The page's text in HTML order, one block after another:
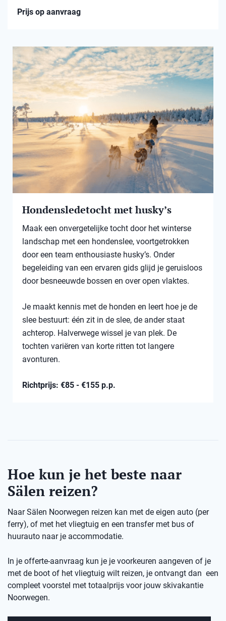
Prijs op aanvraag
Hondensledetocht met husky’s
Maak een onvergetelijke tocht door het winterse
landschap met een hondenslee, voortgetrokken
door een team enthousiaste husky’s. Onder
begeleiding van een ervaren gids glijd je geruisloos
door besneeuwde bossen en over open vlaktes.
Je maakt kennis met de honden en leert hoe je de
slee bestuurt: één zit in de slee, de ander staat
achterop. Halverwege wissel je van plek. De
tochten variëren van korte ritten tot langere
avonturen.
Richtprijs: €85 - €155 p.p.
Hoe kun je het beste naar
Sälen reizen?
Naar Sälen Noorwegen reizen kan met de eigen auto (per
ferry), of met het vliegtuig en een transfer met bus of
huurauto naar je accommodatie.
In je offerte-aanvraag kun je je voorkeuren aangeven of je
met de boot of het vliegtuig wilt reizen, je ontvangt dan een
compleet voorstel met totaalprijs voor jouw skivakantie
Noorwegen.